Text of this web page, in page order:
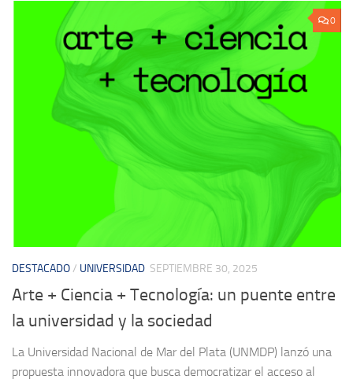
0
DESTACADO/ UNIVERSIDAD SEPTIEMBRE 30, 2025
Arte + Ciencia + Tecnología: un puente entre
la universidad y la sociedad
La Universidad Nacional de Mar del Plata (UNMDP) lanzó una
propuesta innovadora que busca democratizar el acceso al